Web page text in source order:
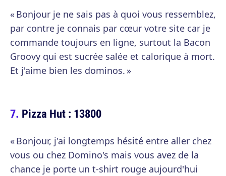
« Bonjour je ne sais pas à quoi vous ressemblez,
par contre je connais par cœur votre site car je
commande toujours en ligne, surtout la Bacon
Groovy qui est sucrée salée et calorique à mort.
Et j'aime bien les dominos. »
Pizza Hut : 13800
« Bonjour, j'ai longtemps hésité entre aller chez
vous ou chez Domino's mais vous avez de la
chance je porte un t-shirt rouge aujourd'hui